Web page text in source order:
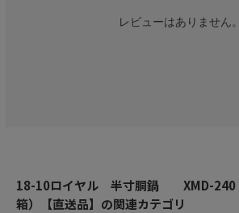
レビューはありません。
18-10ロイヤル 半寸胴鍋 XMD-240
箱）【直送品】の関連カテゴリ